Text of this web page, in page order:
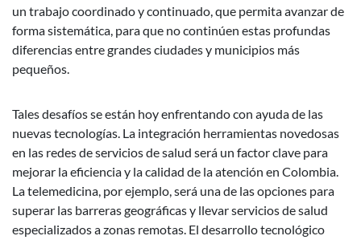
un trabajo coordinado y continuado, que permita avanzar de
forma sistemática, para que no continúen estas profundas
diferencias entre grandes ciudades y municipios más
pequeños.
Tales desafíos se están hoy enfrentando con ayuda de las
nuevas tecnologías. La integración herramientas novedosas
en las redes de servicios de salud será un factor clave para
mejorar la eficiencia y la calidad de la atención en Colombia.
La telemedicina, por ejemplo, será una de las opciones para
superar las barreras geográficas y llevar servicios de salud
especializados a zonas remotas. El desarrollo tecnológico